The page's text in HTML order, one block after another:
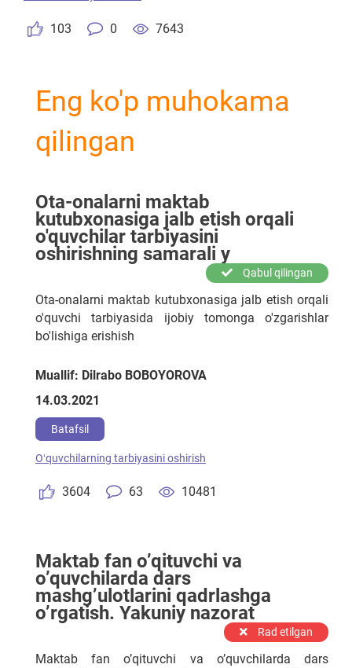
103 0 7643
Eng ko'p muhokama
qilingan
Ota-onalarni maktab
kutubxonasiga jalb etish orqali
o'quvchilar tarbiyasini
oshirishning samarali y
Qabul qilingan
Ota-onalarni maktab kutubxonasiga jalb etish orqali
o'quvchi tarbiyasida ijobiy tomonga o'zgarishlar
bo'lishiga erishish
Muallif: Dilrabo BOBOYOROVA
14.03.2021
Batafsil
3604 63 10481
Oʻquvchilarning tarbiyasini oshirish
Maktab fan o’qituvchi va
o’quvchilarda dars
mashg’ulotlarini qadrlashga
o’rgatish. Yakuniy nazorat
Rad etilgan
Maktab fan o’qituvchi va o’quvchilarda dars